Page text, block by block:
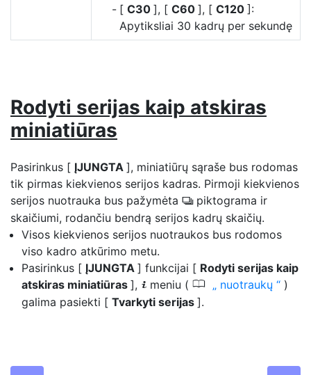
[ C30 ], [ C60 ], [ C120 ]:
Apytiksliai 30 kadrų per sekundę
Rodyti serijas kaip atskiras
miniatiūras
Pasirinkus [ ĮJUNGTA ], miniatiūrų sąraše bus rodomas
tik pirmas kiekvienos serijos kadras. Pirmoji kiekvienos
serijos nuotrauka bus pažymėta c piktograma ir
skaičiumi, rodančiu bendrą serijos kadrų skaičių.
Visos kiekvienos serijos nuotraukos bus rodomos
viso kadro atkūrimo metu.
Pasirinkus [ ĮJUNGTA ] funkcijai [ Rodyti serijas kaip
atskiras miniatiūras ], i meniu ( 0 nuotraukų
)
galima pasiekti [ Tvarkyti serijas ].